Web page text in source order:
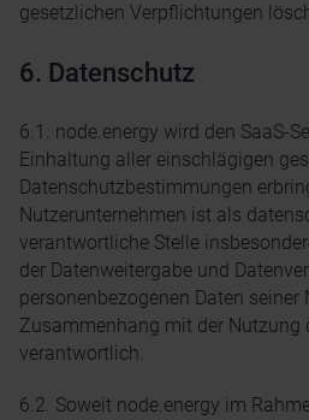
gesetzlichen Verpflichtungen
6. Datenschutz
6.1. node.energy wird den SaaS-
Einhaltung aller einschlägigen
Datenschutzbestimmungen
Nutzerunternehmen ist als
verantwortliche Stelle
der Datenweitergabe und
personenbezogenen Daten seiner
Zusammenhang mit der Nutzung
verantwortlich.
6.2. Soweit node.energy im